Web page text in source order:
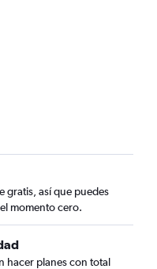
gratis, así que puedes
momento cero.
hacer planes con total